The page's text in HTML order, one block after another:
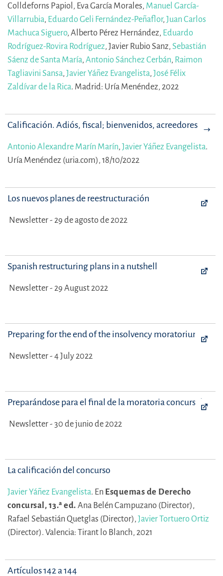
Colldeforns Papiol, Eva García Morales, Manuel García-
Villarrubia, Eduardo Geli Fernández-Peñaflor, Juan Carlos
Machuca Siguero, Alberto Pérez Hernández, Eduardo
Rodríguez-Rovira Rodríguez, Javier Rubio Sanz, Sebastián
Sáenz de Santa María, Antonio Sánchez Cerbán, Raimon
Tagliavini Sansa, Javier Yáñez Evangelista, José Félix
Zaldívar de la Rica. Madrid: Uría Menéndez, 2022
Calificación. Adiós, fiscal; bienvenidos, acreedores
Antonio Alexandre Marín Marín, Javier Yáñez Evangelista.
Uría Menéndez (uria.com), 18/10/2022
Los nuevos planes de reestructuración
Newsletter - 29 de agosto de 2022
Spanish restructuring plans in a nutshell
Newsletter - 29 August 2022
Preparing for the end of the insolvency moratorium
Newsletter - 4 July 2022
Preparándose para el final de la moratoria concursal
Newsletter - 30 de junio de 2022
La calificación del concurso
Javier Yáñez Evangelista. En Esquemas de Derecho
concursal, 13.ª ed. Ana Belén Campuzano (Director),
Rafael Sebastián Quetglas (Director), Javier Tortuero Ortiz
(Director). Valencia: Tirant lo Blanch, 2021
Artículos 142 a 144